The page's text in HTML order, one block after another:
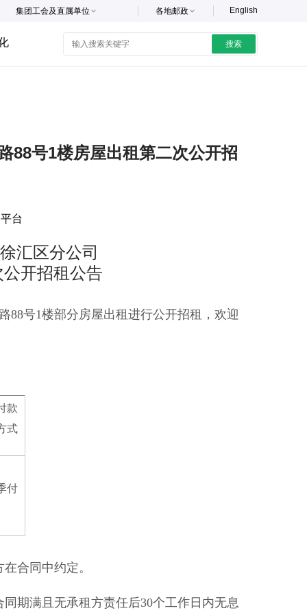
English
各地邮政
集团工会及直属单位
搜索
88号1楼房屋出租第二次公开招
台
汇区分公司
开招租公告
88号1楼部分房屋出租进行公开招租，欢迎
款
式
付
合同中约定。
满且无承租方责任后30个工作日内无息